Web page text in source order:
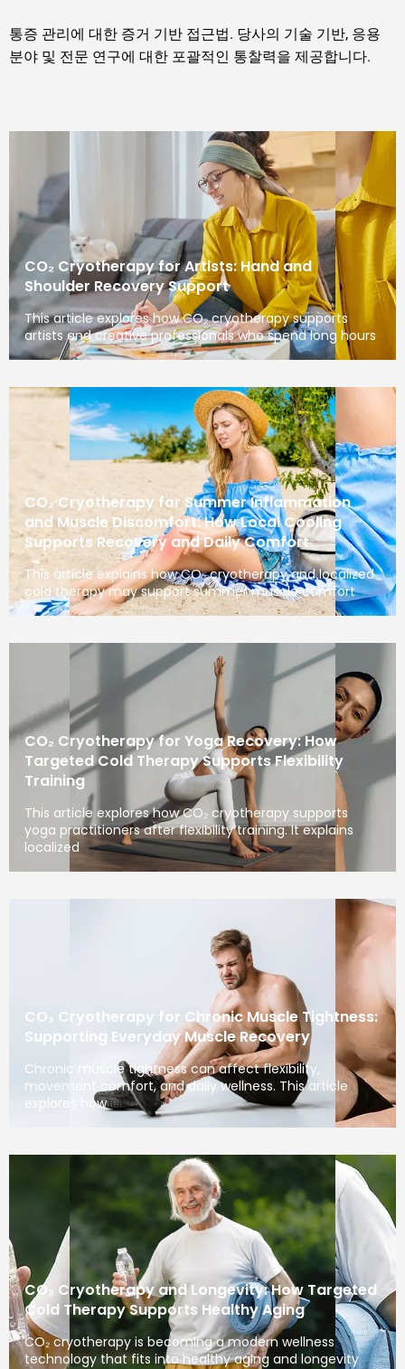
통증 관리에 대한 증거 기반 접근법. 당사의 기술 기반, 응용
분야 및 전문 연구에 대한 포괄적인 통찰력을 제공합니다.
CO₂ Cryotherapy for Artists: Hand and
Shoulder Recovery Support
This article explores how CO₂ cryotherapy supports
artists and creative professionals who spend long hours
CO₂ Cryotherapy for Summer Inflammation
and Muscle Discomfort: How Local Cooling
Supports Recovery and Daily Comfort
This article explains how CO₂ cryotherapy and localized
cold therapy may support summer muscle comfort
CO₂ Cryotherapy for Yoga Recovery: How
Targeted Cold Therapy Supports Flexibility
Training
This article explores how CO₂ cryotherapy supports
yoga practitioners after flexibility training. It explains
localized
CO₂ Cryotherapy for Chronic Muscle Tightness:
Supporting Everyday Muscle Recovery
Chronic muscle tightness can affect flexibility,
movement comfort, and daily wellness. This article
explores how
CO₂ Cryotherapy and Longevity: How Targeted
Cold Therapy Supports Healthy Aging
CO₂ cryotherapy is becoming a modern wellness
technology that fits into healthy aging and longevity